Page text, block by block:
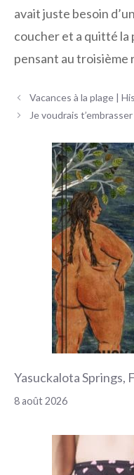
avait juste besoin
coucher et a quitté la
pensant au troisième
Navigation
des
Vacances à la plage |
Je voudrais
Yasuckalota Springs,
8 août 2026